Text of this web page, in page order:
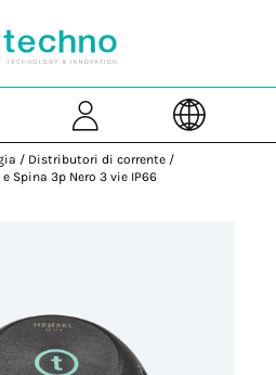
/ Distributori di corrente /
Spina 3p Nero 3 vie IP66